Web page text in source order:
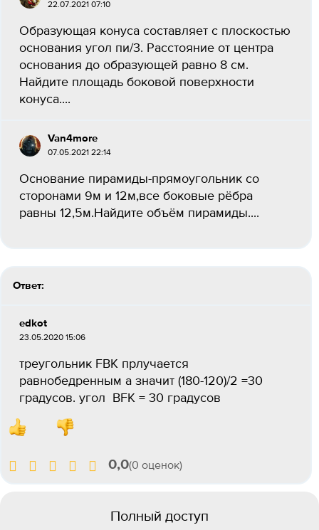
22.07.2021 07:10
Образующая конуса составляет с плоскостью
основания угол пи/3. Расстояние от центра
основания до образующей равно 8 см.
Найдите площадь боковой поверхности
конуса....
Van4more
07.05.2021 22:14
Основание пирамиды-прямоугольник со
сторонами 9м и 12м,все боковые рёбра
равны 12,5м.Найдите объём пирамиды.​...
Ответ:
edkot
23.05.2020 15:06
треугольник FBK прлучается
равнобедренным а значит (180-120)/2 =30
градусов. угол BFK = 30 градусов
0,0(0 оценок)
Полный доступ